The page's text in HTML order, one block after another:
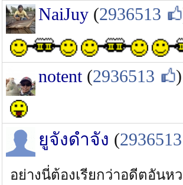
NaiJuy (2936513
notent(2936513 )
ยูจังดำจัง (2936513
อย่างนี่ต้องเรียกว่าอดีตอันห